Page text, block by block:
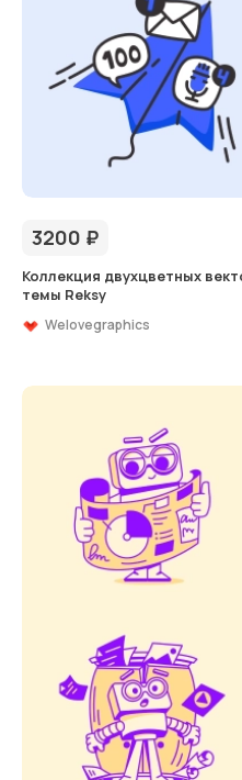
3200 ₽
Коллекция двухцветных
темы Reksy
Welovegraphics